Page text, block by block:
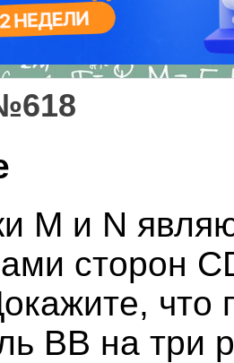
М и N
сторон
что
ВВ на три